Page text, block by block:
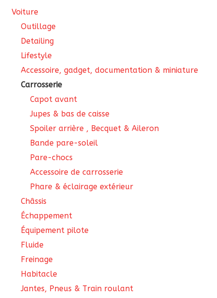
Voiture
Outillage
Detailing
Lifestyle
Accessoire, gadget, documentation & miniature
Carrosserie
Capot avant
Jupes & bas de caisse
Spoiler arrière , Becquet & Aileron
Bande pare-soleil
Pare-chocs
Accessoire de carrosserie
Phare & éclairage extérieur
Châssis
Échappement
Équipement pilote
Fluide
Freinage
Habitacle
Jantes, Pneus & Train roulant